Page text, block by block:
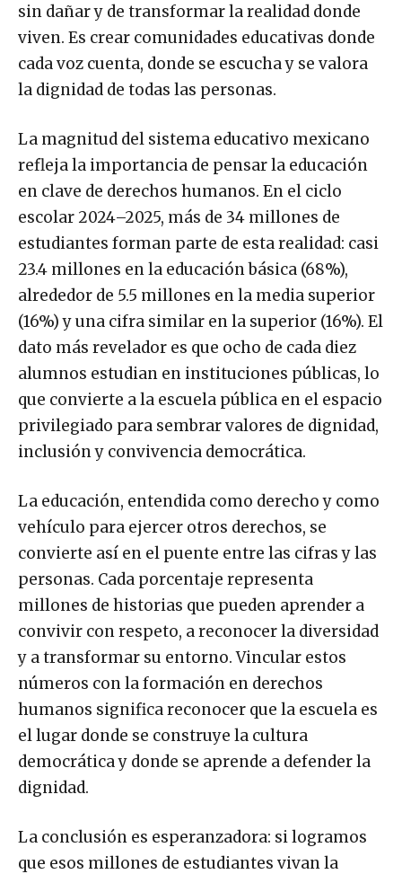
sin dañar y de transformar la realidad donde
viven. Es crear comunidades educativas donde
cada voz cuenta, donde se escucha y se valora
la dignidad de todas las personas.
La magnitud del sistema educativo mexicano
refleja la importancia de pensar la educación
en clave de derechos humanos. En el ciclo
escolar 2024–2025, más de 34 millones de
estudiantes forman parte de esta realidad: casi
23.4 millones en la educación básica (68%),
alrededor de 5.5 millones en la media superior
(16%) y una cifra similar en la superior (16%). El
dato más revelador es que ocho de cada diez
alumnos estudian en instituciones públicas, lo
que convierte a la escuela pública en el espacio
privilegiado para sembrar valores de dignidad,
inclusión y convivencia democrática.
La educación, entendida como derecho y como
vehículo para ejercer otros derechos, se
convierte así en el puente entre las cifras y las
personas. Cada porcentaje representa
millones de historias que pueden aprender a
convivir con respeto, a reconocer la diversidad
y a transformar su entorno. Vincular estos
números con la formación en derechos
humanos significa reconocer que la escuela es
el lugar donde se construye la cultura
democrática y donde se aprende a defender la
dignidad.
La conclusión es esperanzadora: si logramos
que esos millones de estudiantes vivan la